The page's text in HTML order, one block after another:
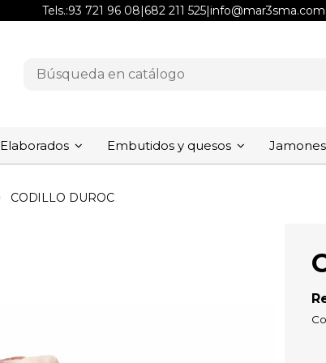
Tels.:93 721 96 08|682 211 525|info@mar3sma.com
Elaborados Embutidos y quesos
CODILLO DUROC